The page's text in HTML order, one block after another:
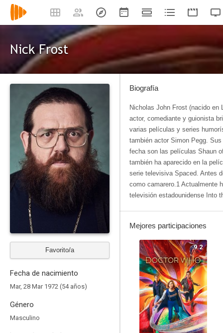
Nick Frost
Favorito/a
Fecha de nacimiento
Mar, 28 Mar 1972 (54 años)
Género
Masculino
Biografía
Nicholas John Frost (nacido en
actor, comediante y guionista
varias películas y series
también actor Simon Pegg.
fecha son las películas Shaun
también ha aparecido en la
serie televisiva Spaced. Antes
como camarero.1​ Actualmente
televisión estadounidense Into
Mejores participaciones
9.2